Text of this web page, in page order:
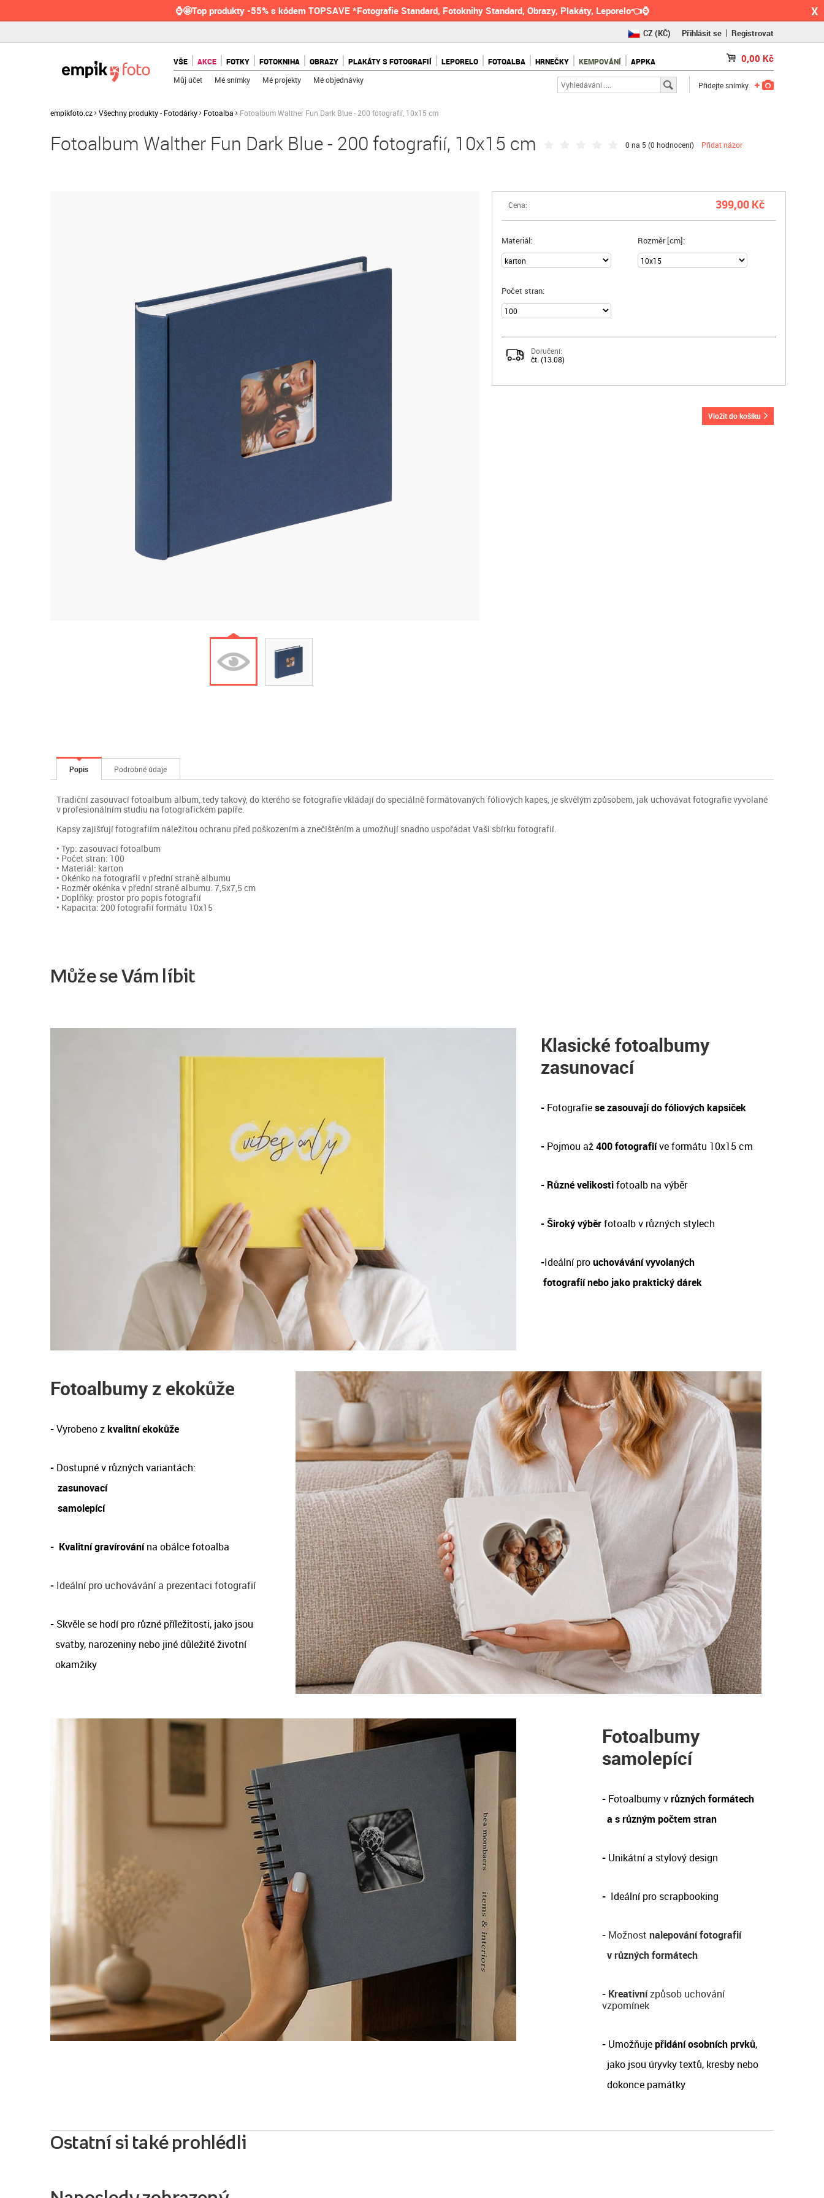
⌚🤩Top produkty -55% s kódem TOPSAVE *Fotografie Standard, Fotoknihy Standard, Obrazy, Plakáty, Leporelo👈⌚ X
CZ(KČ)
RO(RON)
Přihlásit se Registrovat
VŠE AKCE FOTKY FOTOKNIHA OBRAZY PLAKÁTY S FOTOGRAFIÍ LEPORELO FOTOALBA HRNEČKY KEMPOVÁNÍ APPKA 0,00 Kč
Můj účet Mé snímky Mé projekty Mé objednávky
Přidejte snímky
empikfoto.cz Všechny produkty - Fotodárky Fotoalba Fotoalbum Walther Fun Dark Blue - 200 fotografií, 10x15 cm
Fotoalbum Walther Fun Dark Blue - 200 fotografií, 10x15 cm 0 na 5 (0 hodnocení) Přidat názor
Cena: 399,00 Kč
Materiál: Rozměr [cm]:
Počet stran:
Doručení:
čt. (13.08)
vložit do košíku
Popis Podrobné údaje
Tradiční zasouvací fotoalbum album, tedy takový, do kterého se fotografie vkládají do speciálně formátovaných fóliových kapes, je skvělým způsobem, jak uchovávat fotografie vyvolané
v profesionálním studiu na fotografickém papíře.
Kapsy zajišťují fotografiím náležitou ochranu před poškozením a znečištěním a umožňují snadno uspořádat Vaši sbírku fotografií.
• Typ: zasouvací fotoalbum
• Počet stran: 100
• Materiál: karton
• Okénko na fotografii v přední straně albumu
• Rozměr okénka v přední straně albumu: 7,5x7,5 cm
• Doplňky: prostor pro popis fotografií
• Kapacita: 200 fotografií formátu 10x15
Může se Vám líbit
Klasické fotoalbumy
zasunovací
- Fotografiese zasouvají do fóliových kapsiček
-Pojmou až400 fotografiíve formátu 10x15 cm
- Různé velikostifotoalb na výběr
- Široký výběrfotoalb v různých stylech
-Ideální prouchovávání vyvolaných
fotografií nebo jako praktický dárek
Fotoalbumy z ekokůže
-Vyrobeno zkvalitní ekokůže
- Dostupné v různých variantách:
zasunovací
samolepící
- Kvalitní gravírovánína obálce fotoalba
- Ideální pro uchovávání a prezentaci fotografií
- Skvěle se hodí pro různé příležitosti, jako jsou
svatby, narozeniny nebo jiné důležité životní
okamžiky
Fotoalbumy
samolepící
- Fotoalbumy vrůzných formátech
a s různým počtem stran
- Unikátní a stylový design
- Ideální pro scrapbooking
- Možnost nalepování fotografií
v různých formátech
- Kreativnízpůsob uchování
vzpomínek
- Umožňujepřidání osobních prvků,
jako jsou úryvky textů, kresby nebo
dokonce památky
Ostatní si také prohlédli